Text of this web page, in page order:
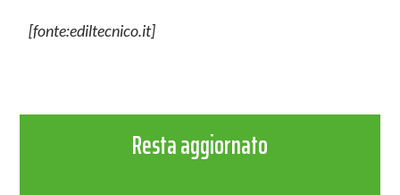
[fonte:ediltecnico.it]
Resta aggiornato